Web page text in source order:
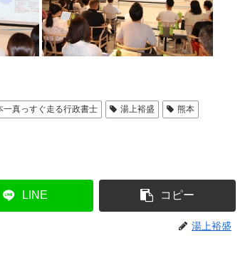
一真っすぐ走る行政書士 湯上裕盛 熊本
LINE コピー
湯上裕盛